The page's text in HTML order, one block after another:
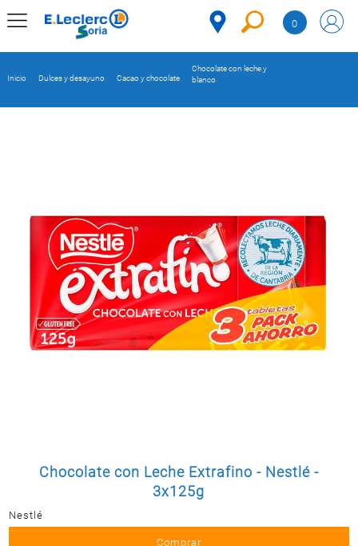
0
DESAYUNO
PLATOS
PREPARADOS
BEBÉS
Y HOGAR
ELECTRO
Inicio Dulces y desayuno Cacao y chocolate
Chocolate con leche y
blanco
Chocolate con Leche Extrafino - Nestlé -
3x125g
Nestlé